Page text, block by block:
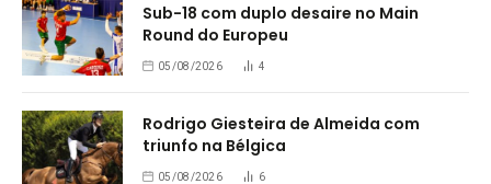
Sub-18 com duplo desaire no Main
Round do Europeu
05/08/2026 4
Rodrigo Giesteira de Almeida com
triunfo na Bélgica
05/08/2026 6